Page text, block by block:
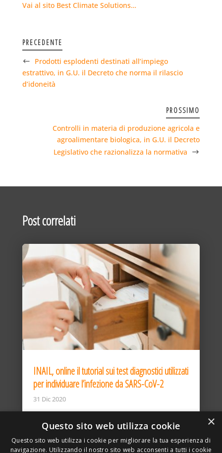
Vai al sito Best Climate Solutions…
PRECEDENTE
Prodotti esplodenti destinati all’impiego
estrattivo, in G.U. il Decreto che norma il rilascio
d’idoneità
PROSSIMO
Controlli in materia di produzione agricola e
agroalimentare biologica, in G.U. il Decreto
Legislativo che razionalizza la normativa
Post correlati
INAIL, online il tutorial sui test diagnostici utilizzati
per individuare l’infezione da SARS-CoV-2
31 Dic 2020
×
Questo sito web utilizza cookie
Questo sito web utilizza i cookie per migliorare la tua esperienza di
navigazione. Utilizzando il nostro sito web acconsenti a tutti i cookie